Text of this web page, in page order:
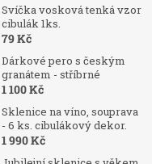
Svíčka vosková tenká vzor
cibulák 1ks.
79 Kč
Dárkové pero s českým
granátem - stříbrné
1 100 Kč
Sklenice na víno, souprava
- 6 ks. cibulákový dekor.
1 990 Kč